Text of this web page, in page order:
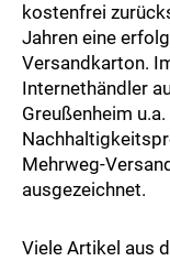
kostenfrei
Jahren eine
Versandkarton.
Internethändler
Greußenheim
Mehrweg-
ausgezeichnet.
Viele Artikel aus